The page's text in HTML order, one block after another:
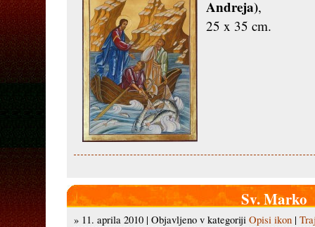
Andreja),
25 x 35 cm.
Sv. Marko
» 11. aprila 2010 | Objavljeno v kategoriji Opisi ikon|